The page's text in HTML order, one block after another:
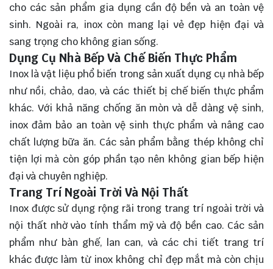
cho các sản phẩm gia dụng cần độ bền và an toàn vệ
sinh. Ngoài ra, inox còn mang lại vẻ đẹp hiện đại và
sang trọng cho không gian sống.
Dụng Cụ Nhà Bếp Và Chế Biến Thực Phẩm
Inox là vật liệu phổ biến trong sản xuất dụng cụ nhà bếp
như nồi, chảo, dao, và các thiết bị chế biến thực phẩm
khác. Với khả năng chống ăn mòn và dễ dàng vệ sinh,
inox đảm bảo an toàn vệ sinh thực phẩm và nâng cao
chất lượng bữa ăn. Các sản phẩm bằng thép không chỉ
tiện lợi mà còn góp phần tạo nên không gian bếp hiện
đại và chuyên nghiệp.
Trang Trí Ngoài Trời Và Nội Thất
Inox được sử dụng rộng rãi trong trang trí ngoài trời và
nội thất nhờ vào tính thẩm mỹ và độ bền cao. Các sản
phẩm như bàn ghế, lan can, và các chi tiết trang trí
khác được làm từ inox không chỉ đẹp mắt mà còn chịu